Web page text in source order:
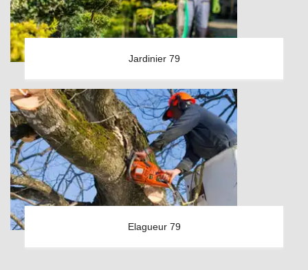
Jardinier 79
Elagueur 79